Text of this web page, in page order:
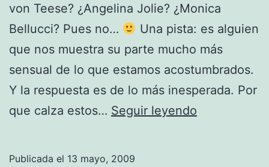
von Teese? ¿Angelina Jolie? ¿Monica
Bellucci? Pues no…
Una pista: es alguien
que nos muestra su parte mucho más
sensual de lo que estamos acostumbrados.
Y la respuesta es de lo más inesperada. Por
que calza estos… Seguir leyendo
Publicada el 13 mayo, 2009